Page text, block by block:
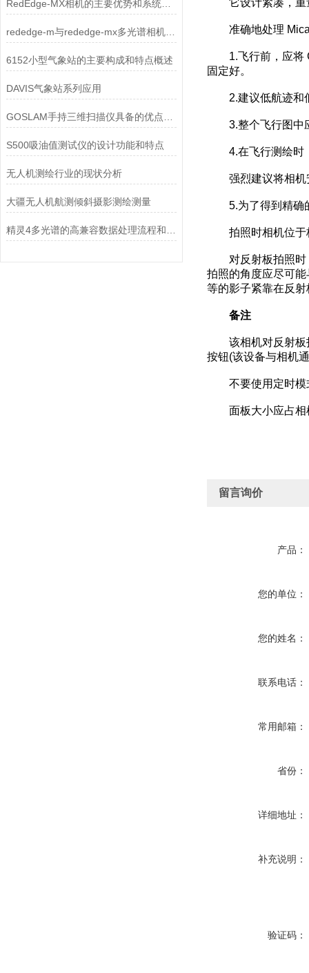
RedEdge-MX相机的主要优势和系统特点
rededge-m与rededge-mx多光谱相机区别
6152小型气象站的主要构成和特点概述
DAVIS气象站系列应用
S500吸油值测试仪的设计功能和特点
无人机测绘行业的现状分析
大疆无人机航测倾斜摄影测绘测量
它设计紧凑，重
准确地处理
1.飞行前，应将
固定好。
2.建议低航迹和
3.整个飞行图中应
4.在飞行测绘时，
强烈建议将相机
5.为了得到精确的
拍照时相机位于
对反射板拍照时，
拍照的角度应尽可
等的影子紧靠在反
备注
该相机对反射板拍
按钮(该设备与相机
不要使用定时模式
面板大小应占相机
留言询价
产品：
您的单位：
您的姓名：
联系电话：
常用邮箱：
省份：
详细地址：
补充说明：
验证码：